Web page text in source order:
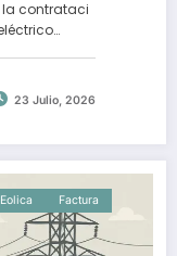
la contrataci
23 Julio, 2026
Eolica
Factura